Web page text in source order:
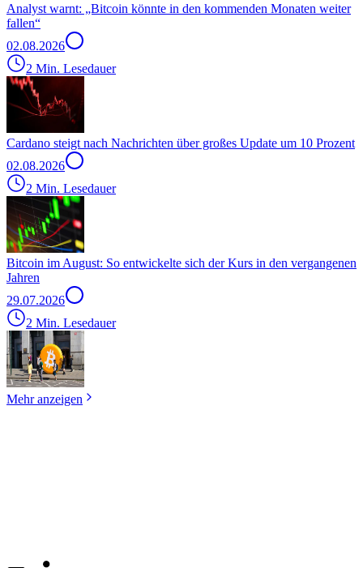
Analyst warnt: „Bitcoin könnte in den kommenden Monaten weiter
fallen“
02.08.2026
2 Min. Lesedauer
Cardano steigt nach Nachrichten über großes Update um 10 Prozent
02.08.2026
2 Min. Lesedauer
Bitcoin im August: So entwickelte sich der Kurs in den vergangenen
Jahren
29.07.2026
2 Min. Lesedauer
Mehr anzeigen